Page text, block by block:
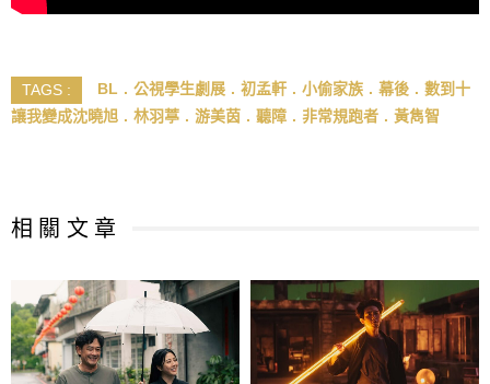
TAGS : BL 公視學生劇展 初孟軒 小偷家族 幕後
數到十
讓我變成沈曉旭
林羽葶 游美茵 聽障 非常規跑者 黃雋智
相 關 文 章